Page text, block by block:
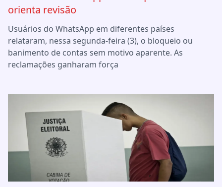
orienta revisão
Usuários do WhatsApp em diferentes países
relataram, nessa segunda-feira (3), o bloqueio ou
banimento de contas sem motivo aparente. As
reclamações ganharam força